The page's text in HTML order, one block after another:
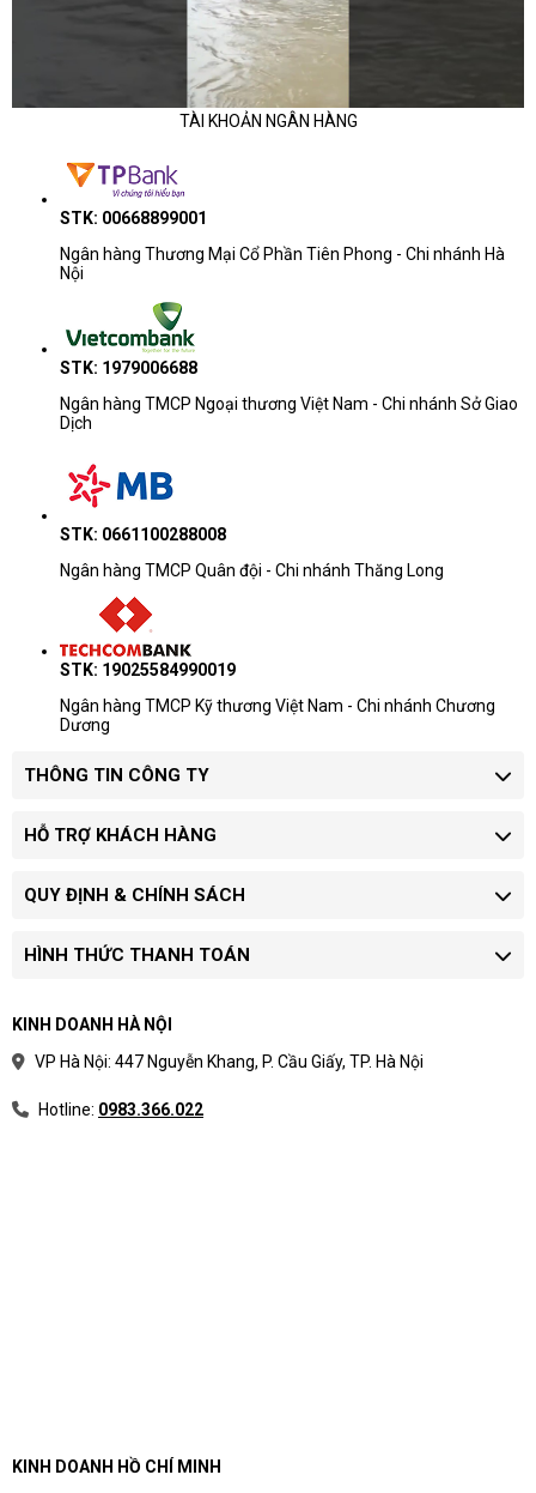
TÀI KHOẢN NGÂN HÀNG
STK: 00668899001
Ngân hàng Thương Mại Cổ Phần Tiên Phong - Chi nhánh Hà
Nội
STK: 1979006688
Ngân hàng TMCP Ngoại thương Việt Nam - Chi nhánh Sở Giao
Dịch
STK: 0661100288008
Ngân hàng TMCP Quân đội - Chi nhánh Thăng Long
STK: 19025584990019
Ngân hàng TMCP Kỹ thương Việt Nam - Chi nhánh Chương
Dương
THÔNG TIN CÔNG TY
HỖ TRỢ KHÁCH HÀNG
QUY ĐỊNH & CHÍNH SÁCH
HÌNH THỨC THANH TOÁN
KINH DOANH HÀ NỘI
VP Hà Nội: 447 Nguyễn Khang, P. Cầu Giấy, TP. Hà Nội
Hotline: 0983.366.022
KINH DOANH HỒ CHÍ MINH